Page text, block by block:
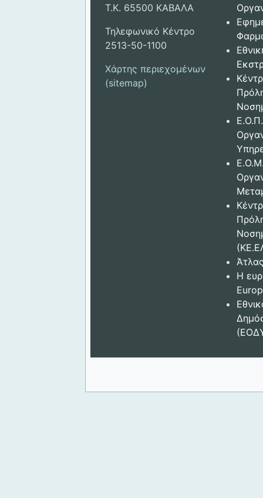
Τ.Κ. 65500 ΚΑΒΑΛΑ
Τηλεφωνικό Κέντρο
2513-50-1100
Χάρτης περιεχομένων
(sitemap)
Η